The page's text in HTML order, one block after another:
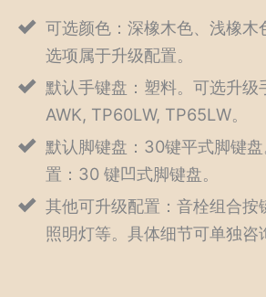
可选颜色：深橡木色、浅橡木
选项属于升级配置。
默认手键盘：塑料。可选升级
AWK, TP60LW, TP65LW。
默认脚键盘：30键平式脚键
置：30 键凹式脚键盘。
其他可升级配置：音栓组合按
照明灯等。具体细节可单独咨